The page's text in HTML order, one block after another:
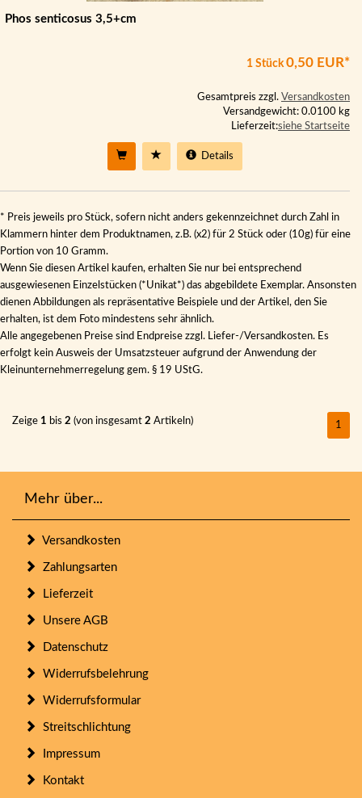
Phos senticosus 3,5+cm
1 Stück0,50 EUR*
Gesamtpreis zzgl. Versandkosten
Versandgewicht: 0.0100 kg
Lieferzeit:siehe Startseite
Details
* Preis jeweils pro Stück, sofern nicht anders gekennzeichnet durch Zahl in
Klammern hinter dem Produktnamen, z.B. (x2) für 2 Stück oder (10g) für eine
Portion von 10 Gramm.
Wenn Sie diesen Artikel kaufen, erhalten Sie nur bei entsprechend
ausgewiesenen Einzelstücken (*Unikat*) das abgebildete Exemplar. Ansonsten
dienen Abbildungen als repräsentative Beispiele und der Artikel, den Sie
erhalten, ist dem Foto mindestens sehr ähnlich.
Alle angegebenen Preise sind Endpreise zzgl. Liefer-/Versandkosten. Es
erfolgt kein Ausweis der Umsatzsteuer aufgrund der Anwendung der
Kleinunternehmerregelung gem. § 19 UStG.
Zeige 1 bis 2 (von insgesamt 2 Artikeln) 1
Mehr über...
Versandkosten
Zahlungsarten
Lieferzeit
Unsere AGB
Datenschutz
Widerrufsbelehrung
Widerrufsformular
Streitschlichtung
Impressum
Kontakt